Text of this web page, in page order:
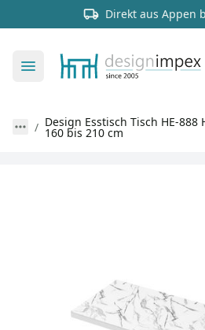
Direkt aus Appen
Design Esstisch Tisch HE-
160 bis 210 cm